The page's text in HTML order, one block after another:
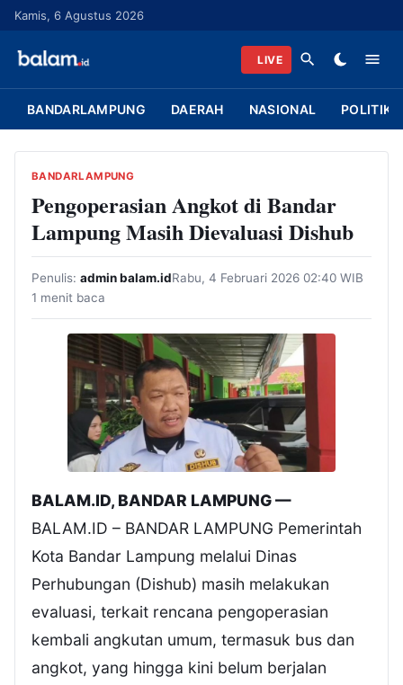
u
Kamis, 6 Agustus 2026
LIVE
BANDARLAMPUNG DAERAH NASIONAL POLITIK
BANDARLAMPUNG
Pengoperasian Angkot di Bandar
Lampung Masih Dievaluasi Dishub
Penulis: admin balam.idRabu, 4 Februari 2026 02:40 WIB
1 menit baca
BALAM.ID, BANDAR LAMPUNG —
BALAM.ID – BANDAR LAMPUNG Pemerintah
Kota Bandar Lampung melalui Dinas
Perhubungan (Dishub) masih melakukan
evaluasi, terkait rencana pengoperasian
kembali angkutan umum, termasuk bus dan
angkot, yang hingga kini belum berjalan